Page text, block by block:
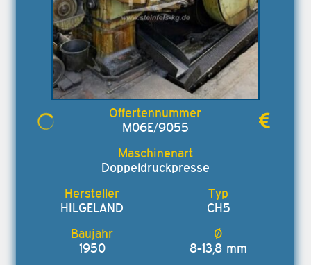
M06E/9055
Doppeldruckpresse
HILGELAND CH5
1950 8-13,8 mm